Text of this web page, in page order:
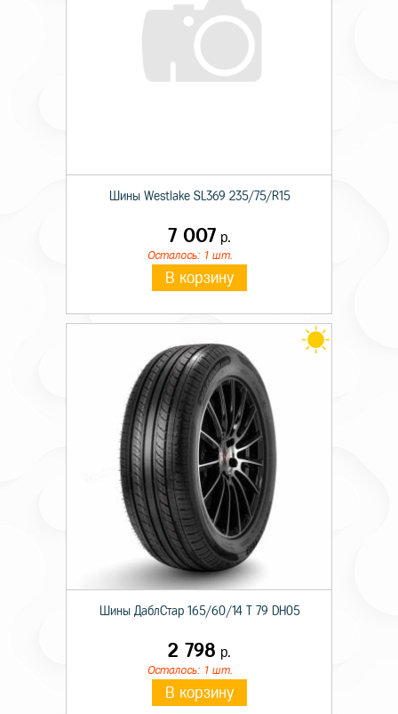
Шины Westlake SL369 235/75/R15
7 007 р.
Осталось: 1 шт.
В корзину
Шины ДаблСтар 165/60/14 T 79 DH05
2 798 р.
Осталось: 1 шт.
В корзину